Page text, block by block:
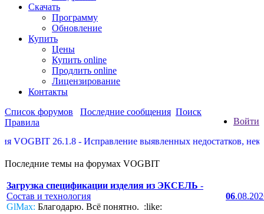
Скачать
Программу
Обновление
Купить
Цены
Купить online
Продлить online
Лицензирование
Контакты
Войти
Список форумов Последние сообщения Поиск
Правила
26.1.8 - Исправление выявленных недостатков, некоторые
Последние темы на форумах VOGBIT
Загрузка спецификации изделия из ЭКСЕЛЬ -
Состав и технология
GlMax: Благодарю. Всё понятно. :like:
06